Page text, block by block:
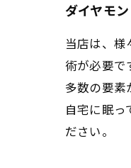
ダイヤモ
当店は、
術が必要で
多数の要素
自宅に眠
ださい。